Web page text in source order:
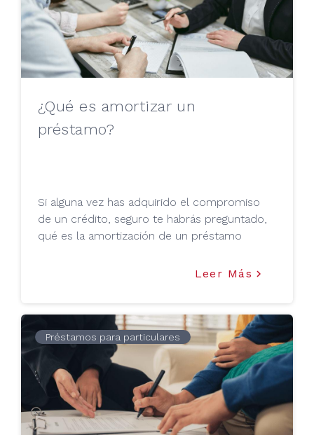
¿Qué es amortizar un
préstamo?
Si alguna vez has adquirido el compromiso
de un crédito, seguro te habrás preguntado,
qué es la amortización de un préstamo
Leer Más keyboard_arrow_right
Préstamos para particulares